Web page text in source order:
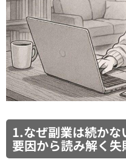
1.なぜ副業は続か
要因から読み解く失